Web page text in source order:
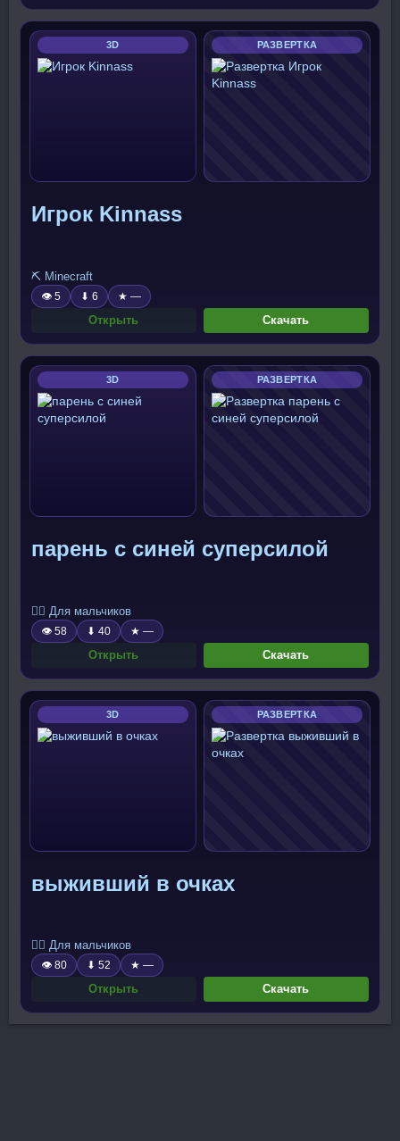
3D РАЗВЕРТКА
Игрок Kinnass
⛏️ Minecraft
👁 5 ⬇ 6 ★ —
Открыть Скачать
3D РАЗВЕРТКА
парень с синей суперсилой
🧍‍♂️ Для мальчиков
👁 58 ⬇ 40 ★ —
Открыть Скачать
3D РАЗВЕРТКА
выживший в очках
🧍‍♂️ Для мальчиков
👁 80 ⬇ 52 ★ —
Открыть Скачать